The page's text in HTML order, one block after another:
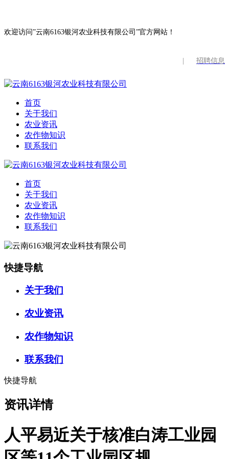
欢迎访问”云南6163银河农业科技有限公司”官方网站！
招聘信息
首页
关于我们
农业资讯
农作物知识
联系我们
首页
关于我们
农业资讯
农作物知识
联系我们
快捷导航
关于我们
农业资讯
农作物知识
联系我们
快捷导航
资讯详情
人平易近关于核准白涛工业园